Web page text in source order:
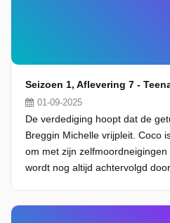
Seizoen 1, Aflevering 7 -
01-09-2025
De verdediging hoopt dat de
Breggin Michelle vrijpleit. Coco
om met zijn
wordt nog altijd achtervolgd